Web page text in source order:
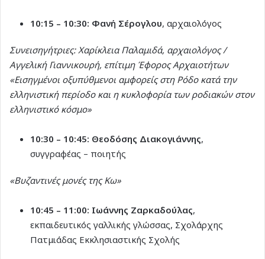
10:15 – 10:30: Φανή Σέρογλου, αρχαιολόγος
Συνεισηγήτριες: Χαρίκλεια Παλαμιδά, αρχαιολόγος /
Αγγελική Γιαννικουρή, επίτιμη Έφορος Αρχαιοτήτων
«Εισηγμένοι οξυπύθμενοι αμφορείς στη Ρόδο κατά την
ελληνιστική περίοδο και η κυκλοφορία των ροδιακών στον
ελληνιστικό κόσμο»
10:30 – 10:45: Θεοδόσης Διακογιάννης,
συγγραφέας – ποιητής
«Βυζαντινές μονές της Κω»
10:45 – 11:00: Ιωάννης Ζαρκαδούλας,
εκπαιδευτικός γαλλικής γλώσσας, Σχολάρχης
Πατμιάδας Εκκλησιαστικής Σχολής